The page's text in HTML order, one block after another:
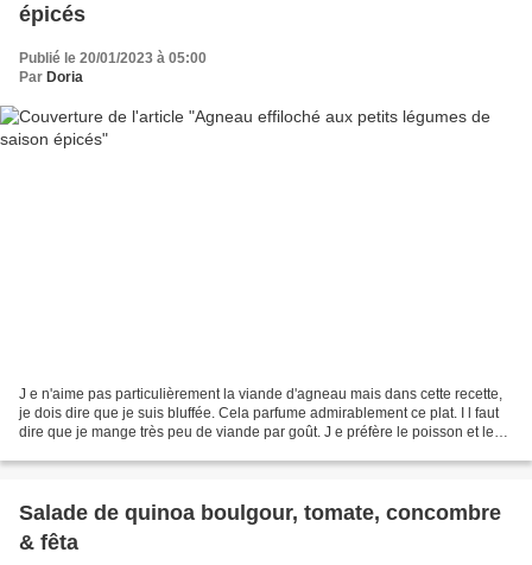
épicés
Publié le 20/01/2023 à 05:00
Par Doria
J e n'aime pas particulièrement la viande d'agneau mais dans cette recette,
je dois dire que je suis bluffée. Cela parfume admirablement ce plat. I l faut
dire que je mange très peu de viande par goût. J e préfère le poisson et les
Salade de quinoa boulgour, tomate, concombre
& fêta